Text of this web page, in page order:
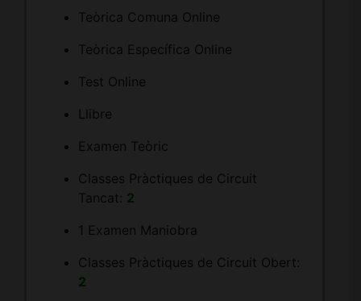
Teòrica Comuna Online
Teòrica Específica Online
Test Online
Llibre
Examen Teòric
Classes Pràctiques de Circuit
Tancat: 2
1 Examen Maniobra
Classes Pràctiques de Circuit Obert:
2